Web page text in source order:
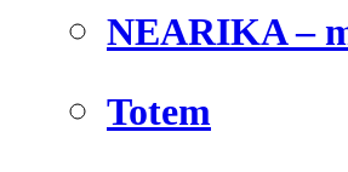
NEARIKA –
Totem